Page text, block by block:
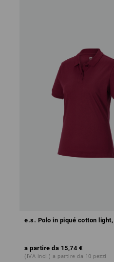
e.s. Polo in piqué cotton light,
a partire da 15,74 €
(IVA incl.) a partire da 10 pezzi